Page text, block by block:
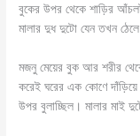
বুকের উপর থেকে শাড়ির
মালার দুধ দুটো যেন তখন
মজনু মেয়ের বুক আর শরীর
করেই ঘরের এক কোণে
উপর বুলাচ্ছিল। মালার মাই